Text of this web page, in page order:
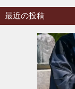
最近の投稿